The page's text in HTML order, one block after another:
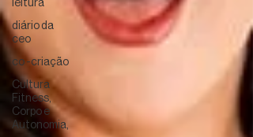
leitura
diário da
ceo
co -criação
Cultura
Fitness,
Corpo e
Autonomia,